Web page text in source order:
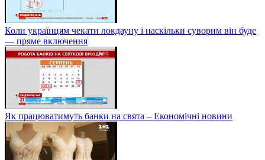
Коли українцям чекати локдауну і наскільки суворим він буде
— пряме включення
Як працюватимуть банки на свята – Економічні новини